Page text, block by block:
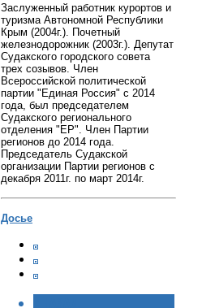
Заслуженный работник курортов и
туризма Автономной Республики
Крым (2004г.). Почетный
железнодорожник (2003г.). Депутат
Судакского городского совета
трех созывов. Член
Всероссийской политической
партии "Единая Россия" с 2014
года, был председателем
Судакского регионального
отделения "ЕР". Член Партии
регионов до 2014 года.
Председатель Судакской
организации Партии регионов с
декабря 2011г. по март 2014г.
Досье